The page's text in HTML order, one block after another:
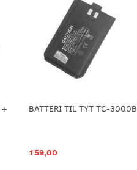
+
BATTERI TIL TYT TC-3000B
159,00